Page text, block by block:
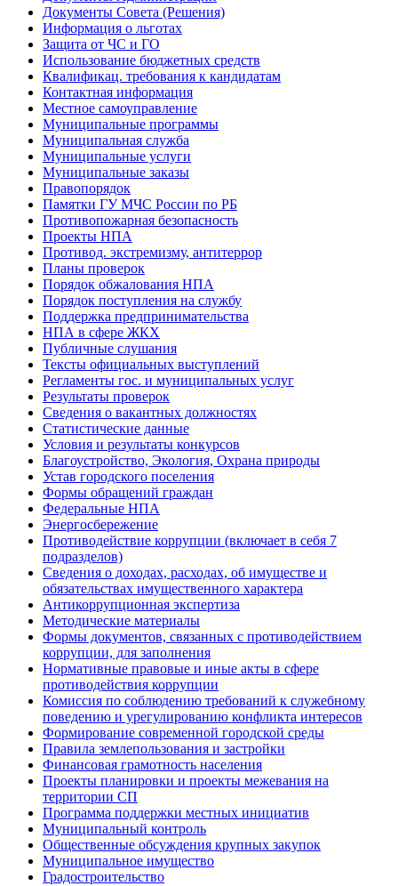
Документы Совета (Решения)
Информация о льготах
Защита от ЧС и ГО
Использование бюджетных средств
Квалификац. требования к кандидатам
Контактная информация
Местное самоуправление
Муниципальные программы
Муниципальная служба
Муниципальные услуги
Муниципальные заказы
Правопорядок
Памятки ГУ МЧС России по РБ
Противопожарная безопасность
Проекты НПА
Противод. экстремизму, антитеррор
Планы проверок
Порядок обжалования НПА
Порядок поступления на службу
Поддержка предпринимательства
НПА в сфере ЖКХ
Публичные слушания
Тексты официальных выступлений
Регламенты гос. и муниципальных услуг
Результаты проверок
Сведения о вакантных должностях
Статистические данные
Условия и результаты конкурсов
Благоустройство, Экология, Охрана природы
Устав городского поселения
Формы обращений граждан
Федеральные НПА
Энергосбережение
Противодействие коррупции (включает в себя 7
подразделов)
Сведения о доходах, расходах, об имуществе и
обязательствах имущественного характера
Антикоррупционная экспертиза
Методические материалы
Формы документов, связанных с противодействием
коррупции, для заполнения
Нормативные правовые и иные акты в сфере
противодействия коррупции
Комиссия по соблюдению требований к служебному
поведению и урегулированию конфликта интересов
Формирование современной городской среды
Правила землепользования и застройки
Финансовая грамотность населения
Проекты планировки и проекты межевания на
территории СП
Программа поддержки местных инициатив
Муниципальный контроль
Общественные обсуждения крупных закупок
Муниципальное имущество
Градостроительство